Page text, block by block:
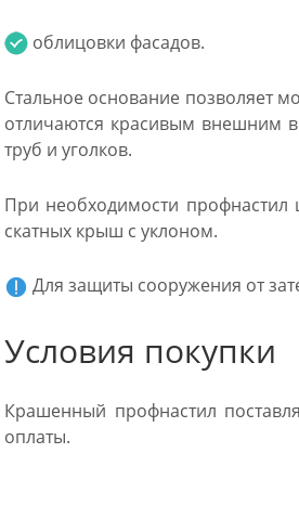
облицовки фасадов.
Стальное основание позволяет
отличаются красивым внешним
труб и уголков.
При необходимости профнастил
скатных крыш с уклоном.
Для защиты сооружения от
Условия покупки
Крашенный профнастил
оплаты.